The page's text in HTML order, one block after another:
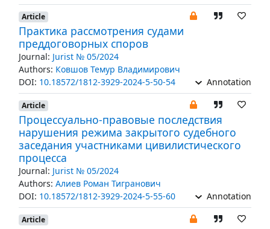
Article
Практика рассмотрения судами
преддоговорных споров
Journal: Jurist № 05/2024
Authors: Ковшов Темур Владимирович
DOI: 10.18572/1812-3929-2024-5-50-54 Annotation
Article
Процессуально-правовые последствия
нарушения режима закрытого судебного
заседания участниками цивилистического
процесса
Journal: Jurist № 05/2024
Authors: Алиев Роман Тигранович
DOI: 10.18572/1812-3929-2024-5-55-60 Annotation
Article